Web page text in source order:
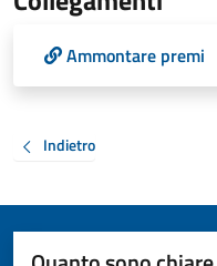
Ammontare premi
Indietro